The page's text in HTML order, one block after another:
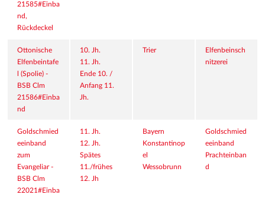
21585#Einba
nd,
Rückdeckel
Ottonische
Elfenbeintafe
l (Spolie) -
BSB Clm
21586#Einba
nd
10. Jh.
11. Jh.
Ende 10. /
Anfang 11.
Jh.
Trier
Elfenbeinsch
nitzerei
Goldschmied
eeinband
zum
Evangeliar -
BSB Clm
22021#Einba
11. Jh.
12. Jh.
Spätes
11./frühes
12. Jh
Bayern
Konstantinop
el
Wessobrunn
Goldschmied
eeinband
Prachteinban
d